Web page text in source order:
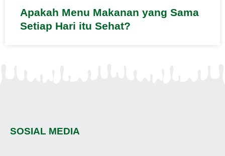
Apakah Menu Makanan yang Sama
Setiap Hari itu Sehat?
SOSIAL MEDIA